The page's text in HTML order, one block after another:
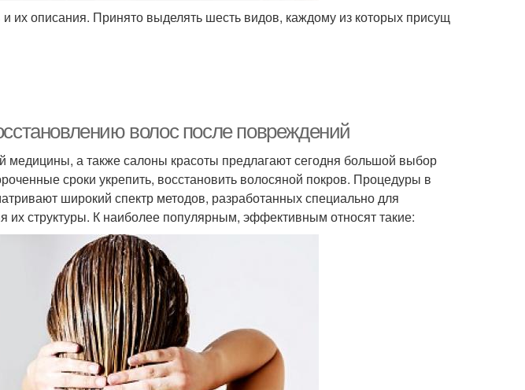
их описания. Принято выделять шесть видов, каждому из которых присущ
волос после повреждений
медицины, а также салоны красоты предлагают сегодня большой выбор
сроки укрепить, восстановить волосяной покров. Процедуры в
широкий спектр методов, разработанных специально для
их структуры. К наиболее популярным, эффективным относят такие: